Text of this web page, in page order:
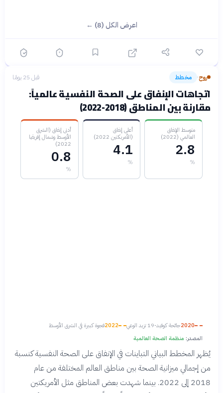
اعرض الكل (8) ←
روح› مخطط قبل 25 يومًا
اتجاهات الإنفاق على الصحة النفسية عالمياً:
مقارنة بين المناطق (2018-2022)
متوسط الإنفاق
العالمي (2022)
2.8
%
أعلى إنفاق
(الأمريكتين 2022)
4.1
%
أدنى إنفاق (الشرق
الأوسط وشمال إفريقيا
2022)
0.8
%
2020جائحة كوفيد-19 تزيد الوعي 2022فجوة كبيرة في الشرق الأوسط
المصدر: منظمة الصحة العالمية
يُظهر المخطط البياني التباينات في الإنفاق على الصحة النفسية كنسبة
من إجمالي ميزانية الصحة بين مناطق العالم المختلفة من عام
2018 إلى 2022. بينما شهدت بعض المناطق مثل الأمريكتين